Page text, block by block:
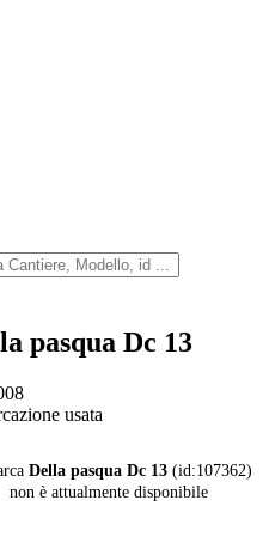
pasqua Dc 13
usata
Della pasqua Dc 13 (id:107362)
non è attualmente disponibile